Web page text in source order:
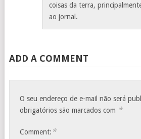
coisas da terra,
ao jornal.
ADD A COMMENT
O seu endereço de e-mail não será
obrigatórios são marcados com *
Comment: *